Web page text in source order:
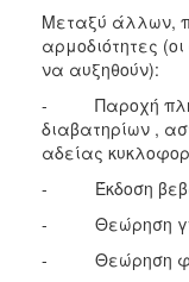
Μεταξύ άλλων,
αρμοδιότητες
να αυξηθούν):
- Παροχή
διαβατηρίων ,
αδείας
- Έκδοση
- Θεώρηση
- Θεώρηση